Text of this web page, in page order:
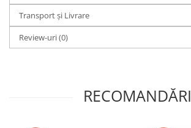
Transport și Livrare
Review-uri(0)
RECOMANDĂRI